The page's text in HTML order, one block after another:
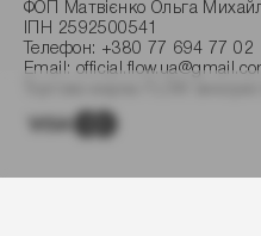
ФОП Матвієнко Ольга
ІПН 2592500541
Телефон: +380 77 694 77 02
Email: